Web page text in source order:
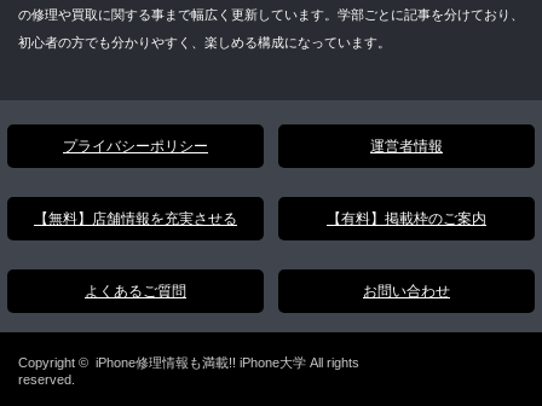
の修理や買取に関する事まで幅広く更新しています。学部ごとに記事を分けており、
初心者の方でも分かりやすく、楽しめる構成になっています。
プライバシーポリシー 運営者情報
【無料】店舗情報を充実させる 【有料】掲載枠のご案内
よくあるご質問 お問い合わせ
Copyright © iPhone修理情報も満載!! iPhone大学 All rights
reserved.